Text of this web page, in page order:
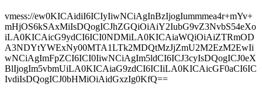
vmess://ew0KICAidiI6ICIyIiwNCiAgInBzIjogIummmea4r+mYv+
mHjOS6kSAxMiIsDQogICJhZGQiOiAiY2IubG9vZ3NvbS54eXo
iLA0KICAicG9ydCI6ICI0NDMiLA0KICAiaWQiOiAiZTRmOD
A3NDYtYWExNy00MTA1LTk2MDQtMzJjZmU2M2EzM2EwIi
wNCiAgImFpZCI6ICI0IiwNCiAgIm5ldCI6ICJ3cyIsDQogICJ0eX
BlIjogIm5vbmUiLA0KICAiaG9zdCI6ICIiLA0KICAicGF0aCI6IC
IvdiIsDQogICJ0bHMiOiAidGxzIg0KfQ==